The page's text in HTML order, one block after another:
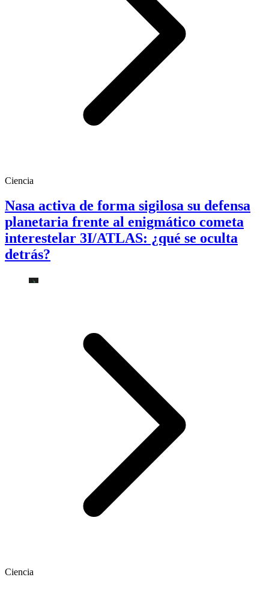
Ciencia
Nasa activa de forma sigilosa su defensa
planetaria frente al enigmático cometa
interestelar 3I/ATLAS: ¿qué se oculta
detrás?
Ciencia